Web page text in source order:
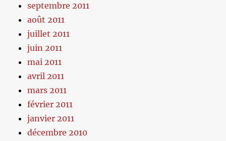
septembre 2011
août 2011
juillet 2011
juin 2011
mai 2011
avril 2011
mars 2011
février 2011
janvier 2011
décembre 2010